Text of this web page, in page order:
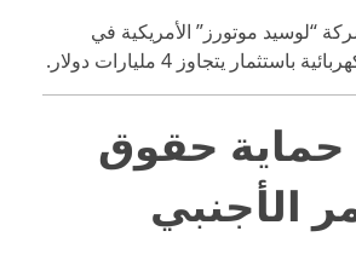
“لوسيد موتورز” الأمريكية في
يتجاوز 4 مليارات دولار.
حقوق
الأجنبي